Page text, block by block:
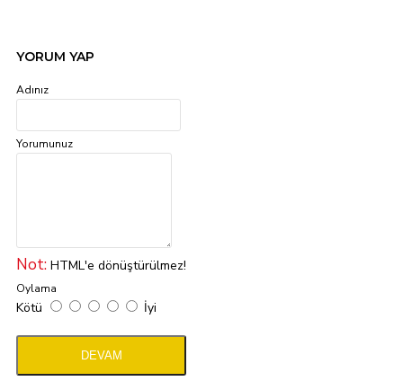
YORUM YAP
Adınız
Yorumunuz
Not: HTML'e dönüştürülmez!
Oylama
Kötü İyi
DEVAM